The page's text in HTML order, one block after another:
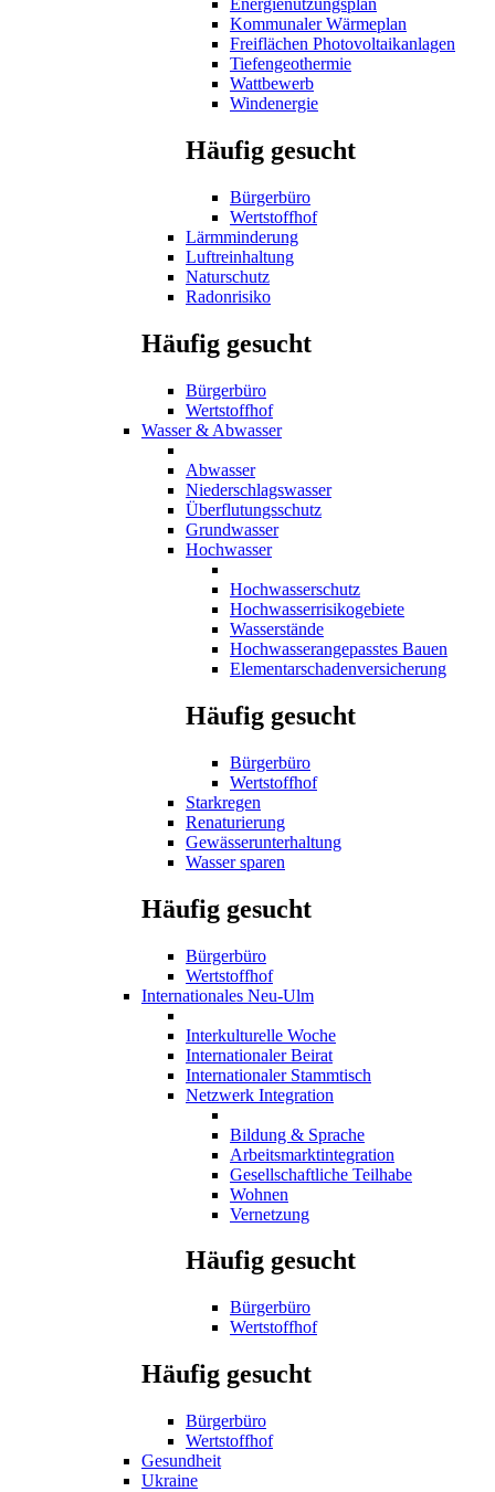
Energienutzungsplan
Kommunaler Wärmeplan
Freiflächen Photovoltaikanlagen
Tiefengeothermie
Wattbewerb
Windenergie
Häufig gesucht
Bürgerbüro
Wertstoffhof
Lärmminderung
Luftreinhaltung
Naturschutz
Radonrisiko
Häufig gesucht
Bürgerbüro
Wertstoffhof
Wasser & Abwasser
Abwasser
Niederschlagswasser
Überflutungsschutz
Grundwasser
Hochwasser
Hochwasserschutz
Hochwasserrisikogebiete
Wasserstände
Hochwasserangepasstes Bauen
Elementarschadenversicherung
Häufig gesucht
Bürgerbüro
Wertstoffhof
Starkregen
Renaturierung
Gewässerunterhaltung
Wasser sparen
Häufig gesucht
Bürgerbüro
Wertstoffhof
Internationales Neu-Ulm
Interkulturelle Woche
Internationaler Beirat
Internationaler Stammtisch
Netzwerk Integration
Bildung & Sprache
Arbeitsmarktintegration
Gesellschaftliche Teilhabe
Wohnen
Vernetzung
Häufig gesucht
Bürgerbüro
Wertstoffhof
Häufig gesucht
Bürgerbüro
Wertstoffhof
Gesundheit
Ukraine